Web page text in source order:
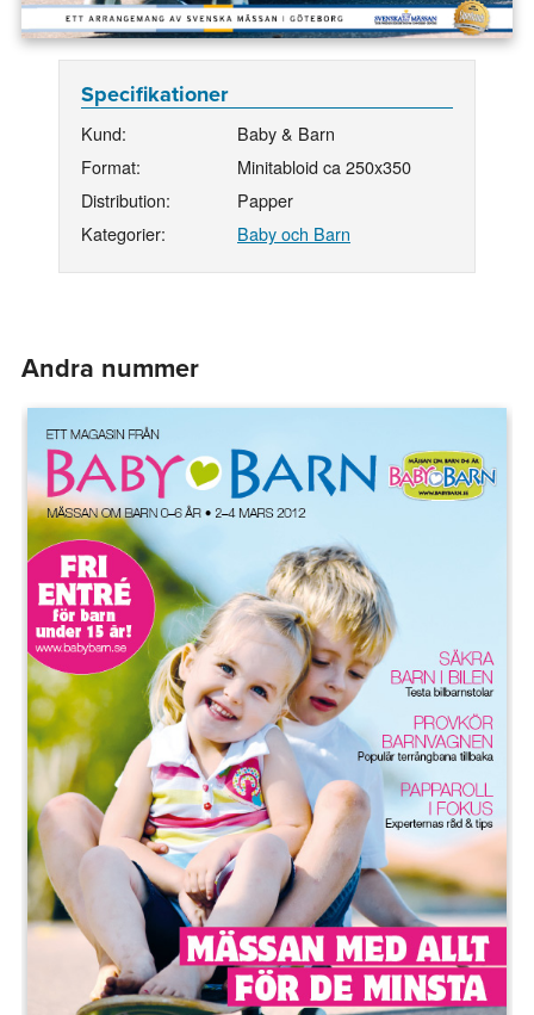
Specifikationer
Kund:
Baby & Barn
Format:
Minitabloid ca 250x350
Distribution:
Papper
Kategorier:
Baby och Barn
Andra nummer